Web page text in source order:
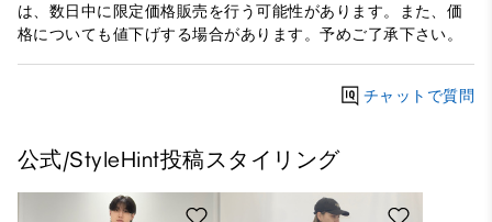
は、数日中に限定価格販売を行う可能性があります。また、価
格についても値下げする場合があります。予めご了承下さい。
チャットで質問
公式/StyleHint投稿スタイリング